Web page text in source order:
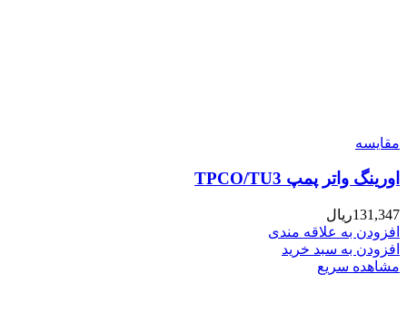
مقایسه
اورینگ واتر پمپ TPCO/TU3
131,347ریال
افزودن به علاقه مندی
افزودن به سبد خرید
مشاهده سریع